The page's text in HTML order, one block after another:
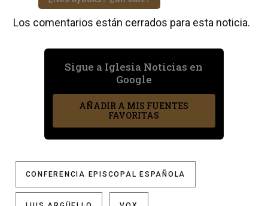
Los comentarios están cerrados para esta noticia.
Sigue a Iglesia Noticias en
Google
AÑADIR A MIS FUENTES
FAVORITAS
CONFERENCIA EPISCOPAL ESPAÑOLA